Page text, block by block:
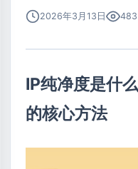
2026年3月13日
IP纯净度是什
的核心方法